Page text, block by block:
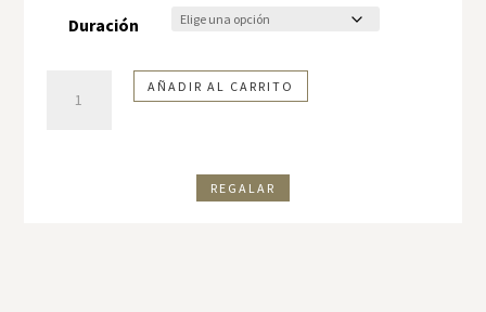
Duración
AÑADIR AL CARRITO
REGALAR